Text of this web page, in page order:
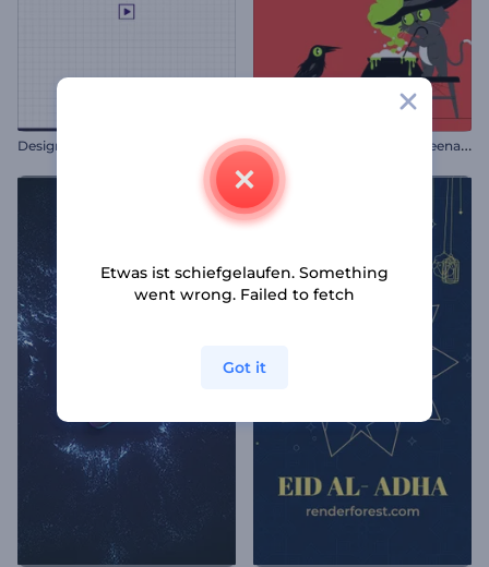
Designer-Logo-Reveal E
röffnungsfeier am Halloweenabend
Etwas ist schiefgelaufen. Something
went wrong. Failed to fetch
Got it